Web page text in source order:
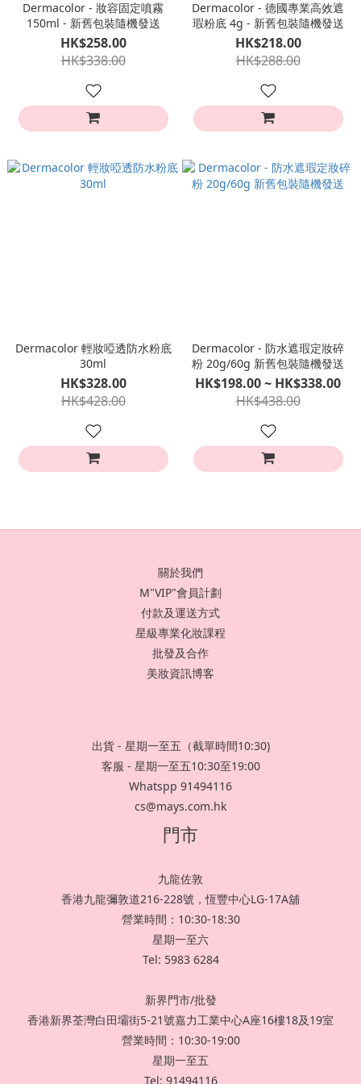
Dermacolor - 妝容固定噴霧
150ml - 新舊包裝隨機發送
HK$258.00
HK$338.00
Dermacolor - 德國專業高效遮
瑕粉底 4g - 新舊包裝隨機發送
HK$218.00
HK$288.00
Dermacolor 輕妝啞透防水粉底
30ml
HK$328.00
HK$428.00
Dermacolor - 防水遮瑕定妝碎
粉 20g/60g 新舊包裝隨機發送
HK$198.00 ~ HK$338.00
HK$438.00
關於我們
M"VIP"會員計劃
付款及運送方式
星級專業化妝課程
批發及合作
美妝資訊博客
出貨 - 星期一至五（截單時間10:30)
客服 - 星期一至五10:30至19:00
Whatspp 91494116
cs@mays.com.hk
門市
九龍佐敦
香港九龍彌敦道216-228號，恆豐中心LG-17A舖
營業時間：10:30-18:30
星期一至六
Tel: 5983 6284
新界門市/批發
香港新界荃灣白田壩街5-21號嘉力工業中心A座16樓18及19室
營業時間：10:30-19:00
星期一至五
Tel: 91494116